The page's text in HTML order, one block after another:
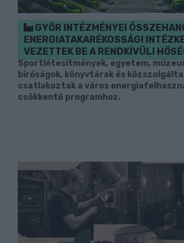
GYŐR INTÉZMÉNYEI
ENERGIATAKARÉKOSSÁGI
VEZETTEK BE A RENDKÍVÜLI
Sportlétesítmények, egyetem,
bíróságok, könyvtárak és
csatlakoztak a város
csökkentő programhoz.